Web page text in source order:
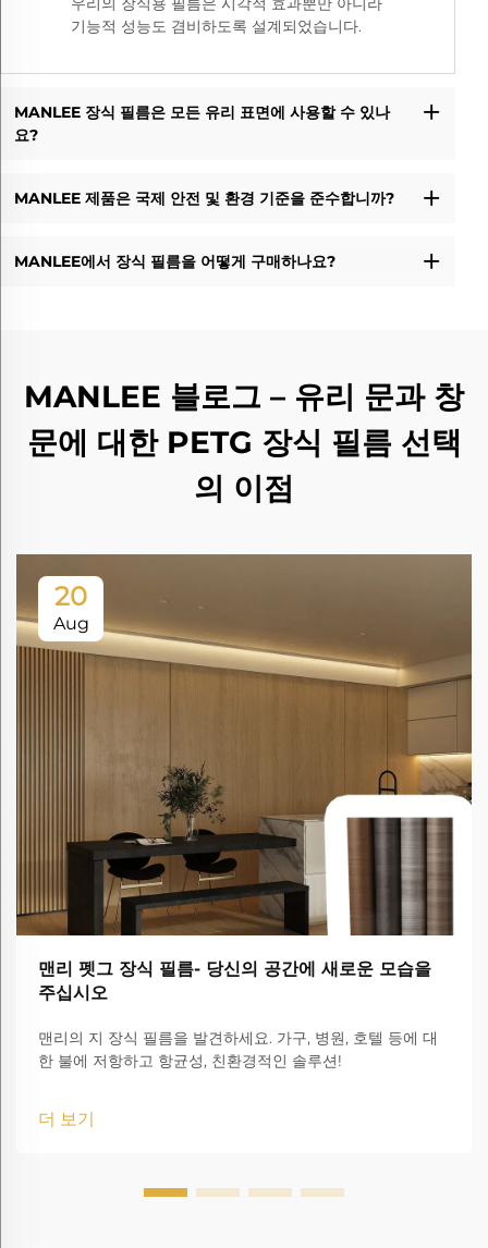
기능적 성능도 겸비하도록 설계되었습니다.
MANLEE 장식 필름은 모든 유리 표면에 사용할 수 있나
요?
MANLEE 제품은 국제 안전 및 환경 기준을 준수합니까?
MANLEE에서 장식 필름을 어떻게 구매하나요?
MANLEE 블로그 – 유리 문과 창
문에 대한 PETG 장식 필름 선택
의 이점
20
Aug
맨리 펫그 장식 필름- 당신의 공간에 새로운 모습을
주십시오
맨리의 지 장식 필름을 발견하세요. 가구, 병원, 호텔 등에 대
한 불에 저항하고 항균성, 친환경적인 솔루션!
더 보기